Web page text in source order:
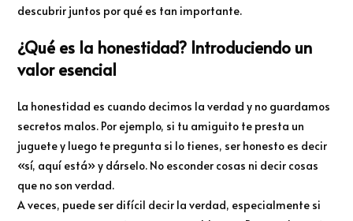
descubrir juntos por qué es tan importante.
¿Qué es la honestidad? Introduciendo un
valor esencial
La honestidad es cuando decimos la verdad y no guardamos
secretos malos. Por ejemplo, si tu amiguito te presta un
juguete y luego te pregunta si lo tienes, ser honesto es decir
«sí, aquí está» y dárselo. No esconder cosas ni decir cosas
que no son verdad.
A veces, puede ser difícil decir la verdad, especialmente si